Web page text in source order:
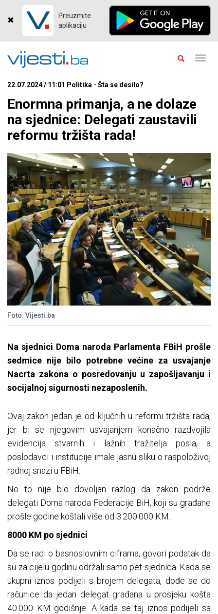
Preuzmite
aplikaciju
22.07.2024 / 11:01 Politika - Šta se desilo?
Enormna primanja, a ne dolaze
na sjednice: Delegati zaustavili
reformu tržišta rada!
Foto: Vijesti.ba
Na sjednici Doma naroda Parlamenta FBiH prošle
sedmice nije bilo potrebne većine za usvajanje
Nacrta zakona o posredovanju u zapošljavanju i
socijalnoj sigurnosti nezaposlenih.
Ovaj zakon jedan je od ključnih u reformi tržišta rada,
jer bi se njegovim usvajanjem konačno razdvojila
evidencija stvarnih i lažnih tražitelja posla, a
poslodavci i institucije imale jasnu sliku o raspoloživoj
radnoj snazi u FBiH.
No to nije bio dovoljan razlog da zakon podrže
delegati Doma naroda Federacije BiH, koji su građane
prošle godine koštali više od 3.200.000 KM.
8000 KM po sjednici
Da se radi o basnoslovnim ciframa, govori podatak da
su za cijelu godinu održali samo pet sjednica. Kada se
ukupni iznos podijeli s brojem delegata, dođe se do
računice da jedan delegat građana u prosjeku košta
40.000 KM godišnje. A kada se taj iznos podijeli sa